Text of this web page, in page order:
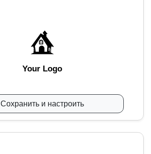
Your Logo
Сохранить и настроить